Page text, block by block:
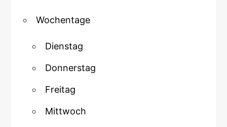
Wochentage
Dienstag
Donnerstag
Freitag
Mittwoch